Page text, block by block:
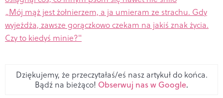
„Mój mąż jest żołnierzem, a ja umieram ze strachu. Gdy
wyjeżdża, zawsze gorączkowo czekam na jakiś znak życia.
Czy to kiedyś minie?"
Dziękujemy, że przeczytałaś/eś nasz artykuł do końca.
Bądź na bieżąco! Obserwuj nas w Google.